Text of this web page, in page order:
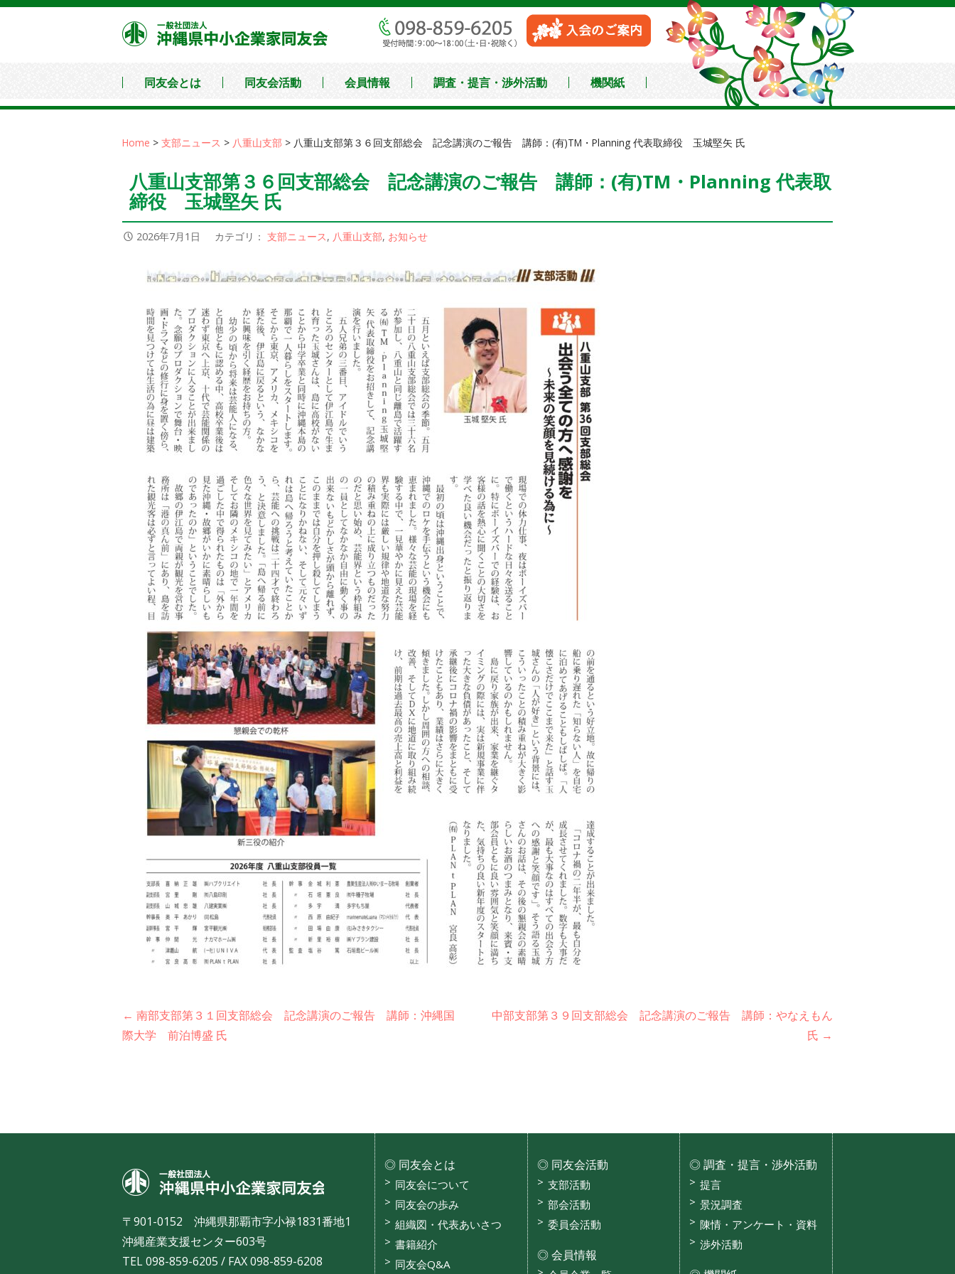
コ
へ
沖縄県中小企業家同友会
同友会とは 同友会活動 会員情報 調査・提言・渉外活動 機関紙
Home > 支部ニュース > 八重山支部 > 八重山支部第３６回支部総会 記念講演のご報告 講師：(有)TM・Planning 代表取締役 玉城堅矢 氏
八重山支部第３６回支部総会 記念講演のご報告 講師：(有)TM・Planning 代表取
締役 玉城堅矢 氏
2026年7月1日 カテゴリ： 支部ニュース, 八重山支部, お知らせ
投
稿
ー
ョ
← 南部支部第３１回支部総会 記念講演のご報告 講師：沖縄国
際大学 前泊博盛 氏
中部支部第３９回支部総会 記念講演のご報告 講師：やなえもん
氏 →
沖縄県中小企業家同友会
〒901-0152 沖縄県那覇市字小禄1831番地1
沖縄産業支援センター603号
TEL 098-859-6205 / FAX 098-859-6208
同友会とは
同友会について
同友会の歩み
組織図・代表あいさつ
書籍紹介
同友会Q&A
同友会活動
支部活動
部会活動
委員会活動
会員情報
調査・提言・渉外活動
提言
景況調査
陳情・アンケート・資料
渉外活動